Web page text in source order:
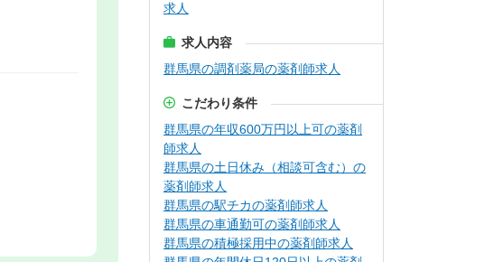
求人
求人内容
群馬県の調剤薬局の薬剤師求人
こだわり条件
群馬県の年収600万円以上可の薬剤
師求人
群馬県の土日休み（相談可含む）の
薬剤師求人
群馬県の駅チカの薬剤師求人
群馬県の車通勤可の薬剤師求人
群馬県の積極採用中の薬剤師求人